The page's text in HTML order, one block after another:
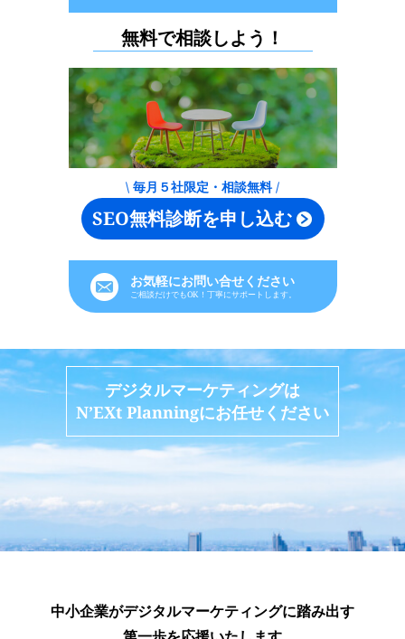
無料で相談しよう！
\ 毎月５社限定・相談無料 /
SEO無料診断を申し込む
お気軽にお問い合せください
ご相談だけでもOK！丁寧にサポートします。
デジタルマーケティングは
N’EXt Planningにお任せください
中小企業がデジタルマーケティングに踏み出す